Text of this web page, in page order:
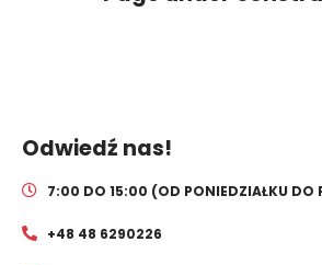
Odwiedź nas!
7:00 DO 15:00 (OD PONIEDZIAŁKU DO
+48 48 6290226